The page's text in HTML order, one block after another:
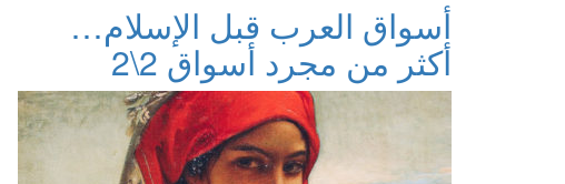
أسواق العرب قبل الإسلام…
أكثر من مجرد أسواق 2\2